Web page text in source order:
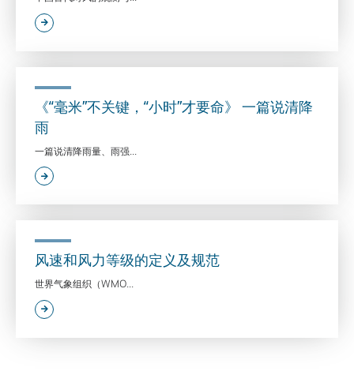
《“毫米”不关键，“小时”才要命》 一篇说清降
雨
一篇说清降雨量、雨强...
风速和风力等级的定义及规范
世界气象组织（WMO...